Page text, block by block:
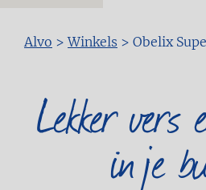
Kruimelpad
Alvo >Winkels > Obelix
Lekker vers
in je